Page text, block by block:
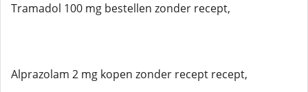
Tramadol 100 mg bestellen zonder recept,
Alprazolam 2 mg kopen zonder recept recept,